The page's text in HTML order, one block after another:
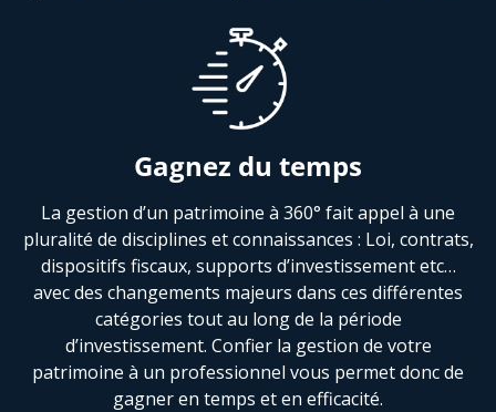
Gagnez du temps
La gestion d’un patrimoine à 360° fait appel à une
pluralité de disciplines et connaissances : Loi, contrats,
dispositifs fiscaux, supports d’investissement etc…
avec des changements majeurs dans ces différentes
catégories tout au long de la période
d’investissement. Confier la gestion de votre
patrimoine à un professionnel vous permet donc de
gagner en temps et en efficacité.